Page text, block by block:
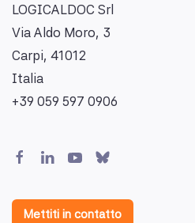
LOGICALDOC Srl
Via Aldo Moro, 3
Carpi, 41012
Italia
+39 059 597 0906
Mettiti in contatto